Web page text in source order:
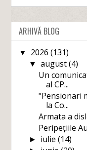
ARHIVĂ BLOG
▼ 2026(131)
▼ august(4)
Un
al CP...
"Pensionari
la Co...
Armata a
Peripețiile
► iulie (14)